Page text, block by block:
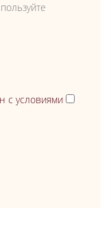
с условиями